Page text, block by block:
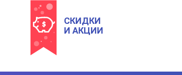
СКИДКИ
И АКЦИИ